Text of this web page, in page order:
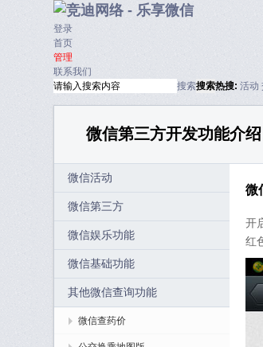
登录
首页
管理
联系我们
搜索搜索热搜: 活动
微信第三方开发功能介绍
微信活动
微信第三方
微信娱乐功能
微信基础功能
其他微信查询功能
微信查药价
微
开
红